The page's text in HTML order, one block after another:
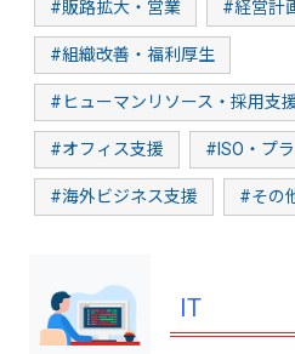
#販路拡大・営業 #経営計
#組織改善・福利厚生
#ヒューマンリソース・採用支
#オフィス支援 #ISO・プ
#海外ビジネス支援 #その
IT